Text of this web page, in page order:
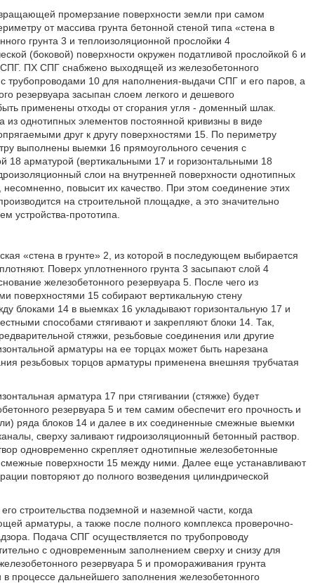
промерзание поверхности земли при самом
от массива грунта бетонной стеной типа «стена в
грунта 3 и теплоизоляционной прослойки 4
(боковой) поверхности окружен податливой прослойкой 6 и
ПХ СПГ снабжено выходящей из железобетонного
трубопроводами 10 для наполнения-выдачи СПГ и его паров, а
резервуара засыпан слоем легкого и дешевого
применены отходы от сгорания угля - доменный шлак.
из однотипных элементов постоянной кривизны в виде
друг к другу поверхностями 15. По периметру
выполнены выемки 16 прямоугольного сечения с
18 арматурой (вертикальными 17 и горизонтальными 18
слои на внутренней поверхности однотипных
повысит их качество. При этом соединение этих
на строительной площадке, а это значительно
устройства-прототипа.
«стена в грунте» 2, из которой в последующем выбирается
Поверх уплотненного грунта 3 засыпают слой 4
железобетонного резервуара 5. После чего из
поверхностями 15 собирают вертикальную стену
блоками 14 в выемках 16 укладывают горизонтальную 17 и
способами стягивают и закрепляют блоки 14. Так,
стяжки, резьбовые соединения или другие
арматуры на ее торцах может быть нарезана
резьбовых торцов арматуры применена внешняя трубчатая
арматура 17 при стягивании (стяжке) будет
резервуара 5 и тем самим обеспечит его прочность и
ряда блоков 14 и далее в их соединенные смежные выемки
сверху заливают гидроизоляционный бетонный раствор.
одновременно скрепляет однотипные железобетонные
поверхности 15 между ними. Далее еще устанавливают
повторяют до полного возведения цилиндрической
строительства подземной и наземной части, когда
арматуры, а также после полного комплекса проверочно-
Подача СПГ осуществляется по трубопроводу
с одновременным заполнением сверху и снизу для
резервуара 5 и промораживания грунта
процессе дальнейшего заполнения железобетонного